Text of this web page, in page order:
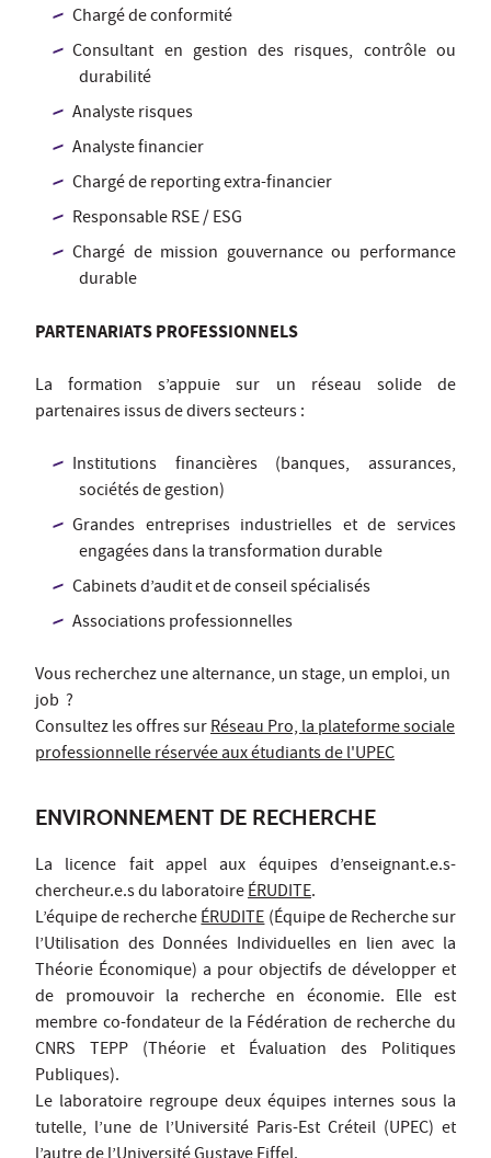
Chargé de conformité
Consultant en gestion des risques, contrôle ou
durabilité
Analyste risques
Analyste financier
Chargé de reporting extra-financier
Responsable RSE / ESG
Chargé de mission gouvernance ou performance
durable
PARTENARIATS PROFESSIONNELS
La formation s’appuie sur un réseau solide de
partenaires issus de divers secteurs :
Institutions financières (banques, assurances,
sociétés de gestion)
Grandes entreprises industrielles et de services
engagées dans la transformation durable
Cabinets d’audit et de conseil spécialisés
Associations professionnelles
Vous recherchez une alternance, un stage, un emploi, un
job ?
Consultez les offres surRéseau Pro, la plateforme sociale
professionnelle réservée aux étudiants de l'UPEC
ENVIRONNEMENT DE RECHERCHE
La licence fait appel aux équipes d’enseignant.e.s-
chercheur.e.s du laboratoireÉRUDITE.
L’équipe de rechercheÉRUDITE(Équipe de Recherche sur
l’Utilisation des Données Individuelles en lien avec la
Théorie Économique) a pour objectifs de développer et
de promouvoir la recherche en économie. Elle est
membre co-fondateur de la Fédération de recherche du
CNRS TEPP (Théorie et Évaluation des Politiques
Publiques).
Le laboratoire regroupe deux équipes internes sous la
tutelle, l’une de l’Université Paris-Est Créteil (UPEC) et